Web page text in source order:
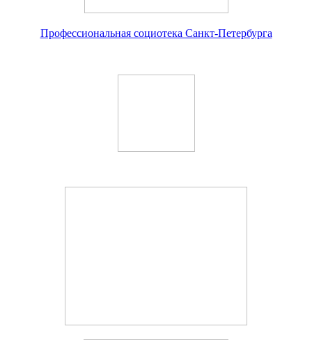
Профессиональная социотека Санкт-Петербурга